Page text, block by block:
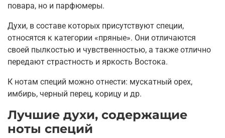
повара, но и парфюмеры.
Духи, в составе которых присутствуют специи,
относятся к категории «пряные». Они отличаются
своей пылкостью и чувственностью, а также отлично
передают страстность и яркость Востока.
К нотам специй можно отнести: мускатный орех,
имбирь, черный перец, корицу и др.
Лучшие духи, содержащие
ноты специй